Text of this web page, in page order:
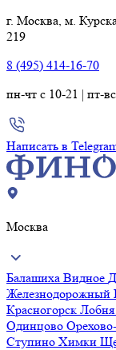
г. Москва, м.
219
8 (495) 414-16-70
пн-чт с 10-21 | пт-
Написать в
Москва
Балашиха Видное
Железнодорожный
Красногорск Лобня
Одинцово
Ступино Химки